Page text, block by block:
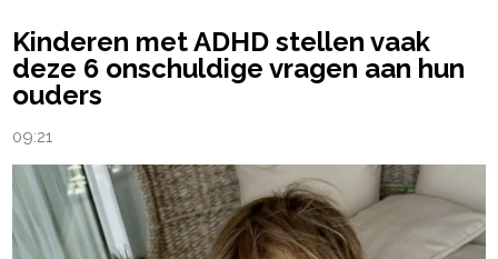
Kinderen met ADHD stellen vaak
deze 6 onschuldige vragen aan hun
ouders
09:21